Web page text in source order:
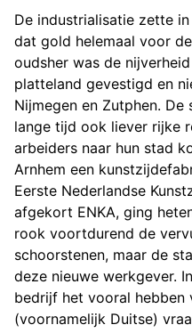
De industrialisatie zette
dat gold helemaal voor
oudsher was de
platteland gevestigd en
Nijmegen en Zutphen.
lange tijd ook liever rijke
arbeiders naar hun stad
Arnhem een
Eerste Nederlandse
afgekort ENKA, ging
rook voortdurend de
schoorstenen, maar de
deze nieuwe werkgever.
bedrijf het vooral hebben
(voornamelijk Duitse)